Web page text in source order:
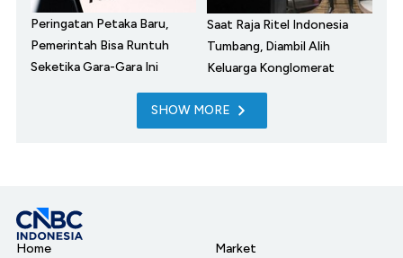
Peringatan Petaka Baru,
Pemerintah Bisa Runtuh
Seketika Gara-Gara Ini
Saat Raja Ritel Indonesia
Tumbang, Diambil Alih
Keluarga Konglomerat
SHOW MORE
Home
Market